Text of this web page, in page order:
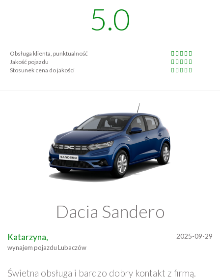
5.0
Obsługa klienta, punktualność
Jakość pojazdu
Stosunek cena do jakości
Dacia Sandero
2025-09-29
Katarzyna,
wynajem pojazdu Lubaczów
Świetna obsługa i bardzo dobry kontakt z firmą.